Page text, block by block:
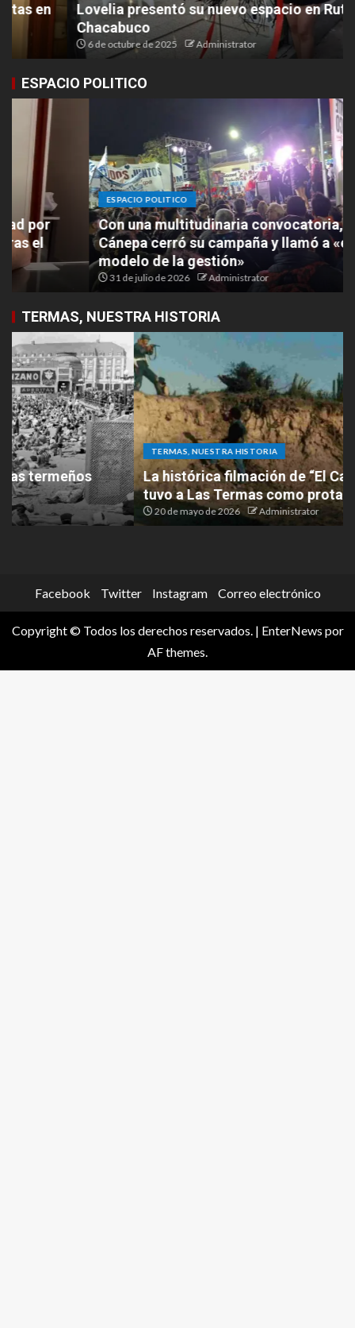
Lovelia presentó su nuevo espacio en Ruta 9 y
Chacabuco
6 de octubre de 2025 Administrator
ESPACIO POLITICO
ESPACIO POLITICO
Con una multitudinaria convocatoria, Paula
Cánepa cerró su campaña y llamó a «elegir el
modelo de la gestión»
31 de julio de 2026 Administrator
TERMAS, NUESTRA HISTORIA
TERMAS, NUESTRA HISTORIA
La histórica filmación de “El Cabo Savino” que
tuvo a Las Termas como protagonista
20 de mayo de 2026 Administrator
Facebook Twitter Instagram Correo electrónico
Copyright © Todos los derechos reservados. | EnterNews por
AF themes.